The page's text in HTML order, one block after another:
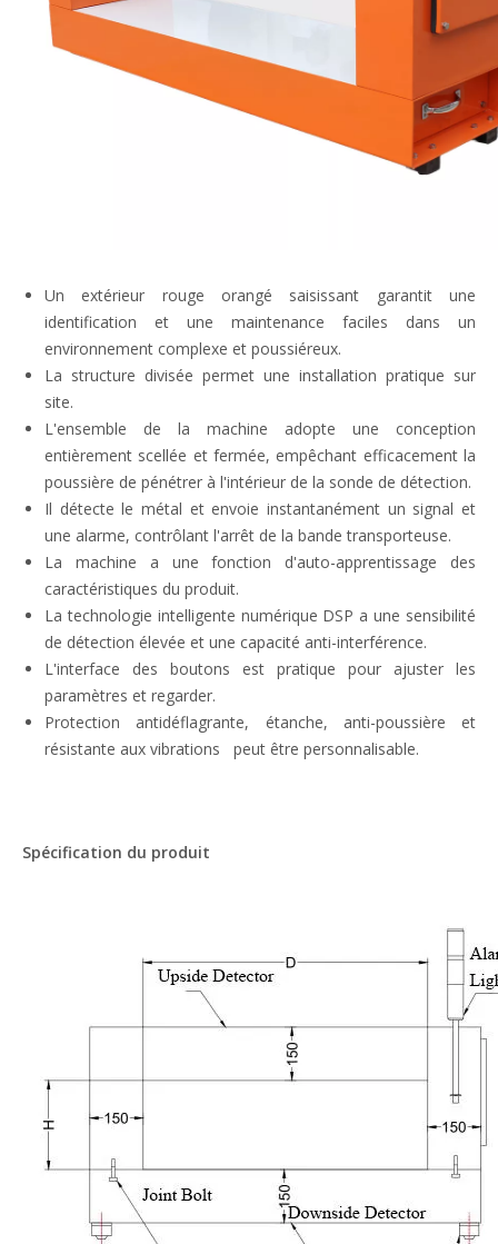
Un extérieur rouge orangé saisissant garantit une
identification et une maintenance faciles dans un
environnement complexe et poussiéreux.
La structure divisée permet une installation pratique sur
site.
L'ensemble de la machine adopte une conception
entièrement scellée et fermée, empêchant efficacement la
poussière de pénétrer à l'intérieur de la sonde de détection.
Il détecte le métal et envoie instantanément un signal et
une alarme, contrôlant l'arrêt de la bande transporteuse.
La machine a une fonction d'auto-apprentissage des
caractéristiques du produit.
La technologie intelligente numérique DSP a une sensibilité
de détection élevée et une capacité anti-interférence.
L'interface des boutons est pratique pour ajuster les
paramètres et regarder.
Protection antidéflagrante, étanche, anti-poussière et
résistante aux vibrations peut être personnalisable.
Spécification du produit